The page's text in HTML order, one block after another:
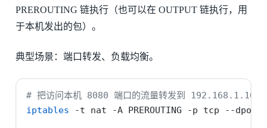
PREROUTING 链执行（也可以在 OUTPUT 链执行，用
于本机发出的包）。
典型场景：端口转发、负载均衡。
# 把访问本机 8080 端口的流量转发到
iptables
-t nat -A PREROUTING -p tcp --dport